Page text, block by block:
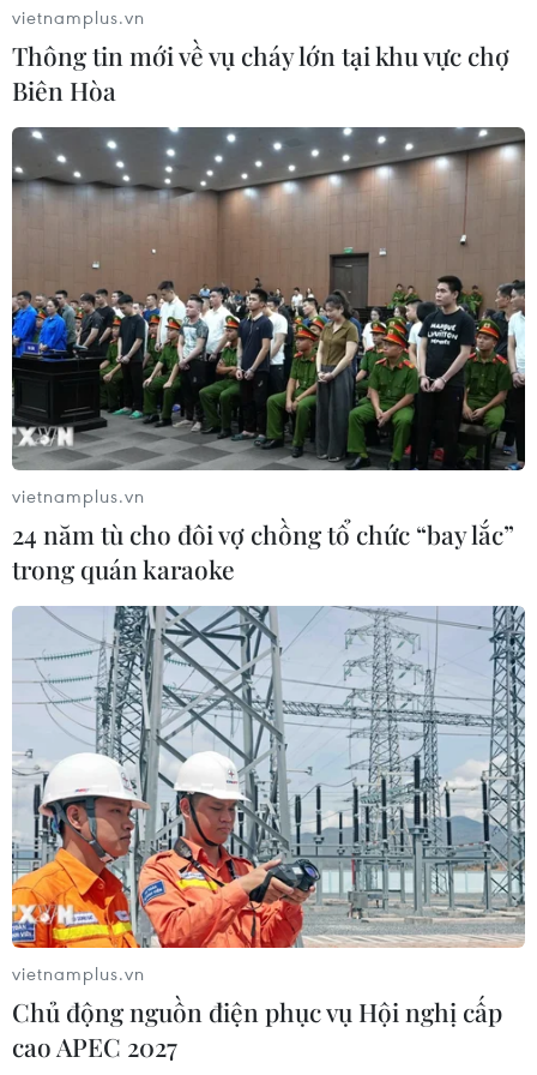
vietnamplus.vn
Thông tin mới về vụ cháy lớn tại khu vực chợ
Biên Hòa
vietnamplus.vn
24 năm tù cho đôi vợ chồng tổ chức “bay lắc”
trong quán karaoke
vietnamplus.vn
Chủ động nguồn điện phục vụ Hội nghị cấp
cao APEC 2027